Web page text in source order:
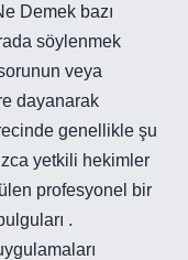
Demek bazı
söylenmek
veya
dayanarak
genellikle şu
yetkili hekimler
profesyonel bir
.